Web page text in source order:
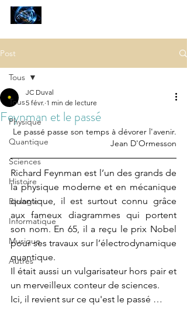
Post
Tous
Physique
Quantique
Sciences
Histoire
Biologie
Informatique
Musique
Autres
Tous
Feynman et le passé
JC Duval
5 févr. 1 min de lecture
Le passé passe son temps à dévorer l'avenir.
Jean D'Ormesson
Richard Feynman est l’un des grands de
la physique moderne et en mécanique
quantique, il est surtout connu grâce
aux fameux diagrammes qui portent
son nom. En 65, il a reçu le prix Nobel
pour ses travaux sur l’électrodynamique
quantique.
Il était aussi un vulgarisateur hors pair et
un merveilleux conteur de sciences.
Ici, il revient sur ce qu'est le passé …